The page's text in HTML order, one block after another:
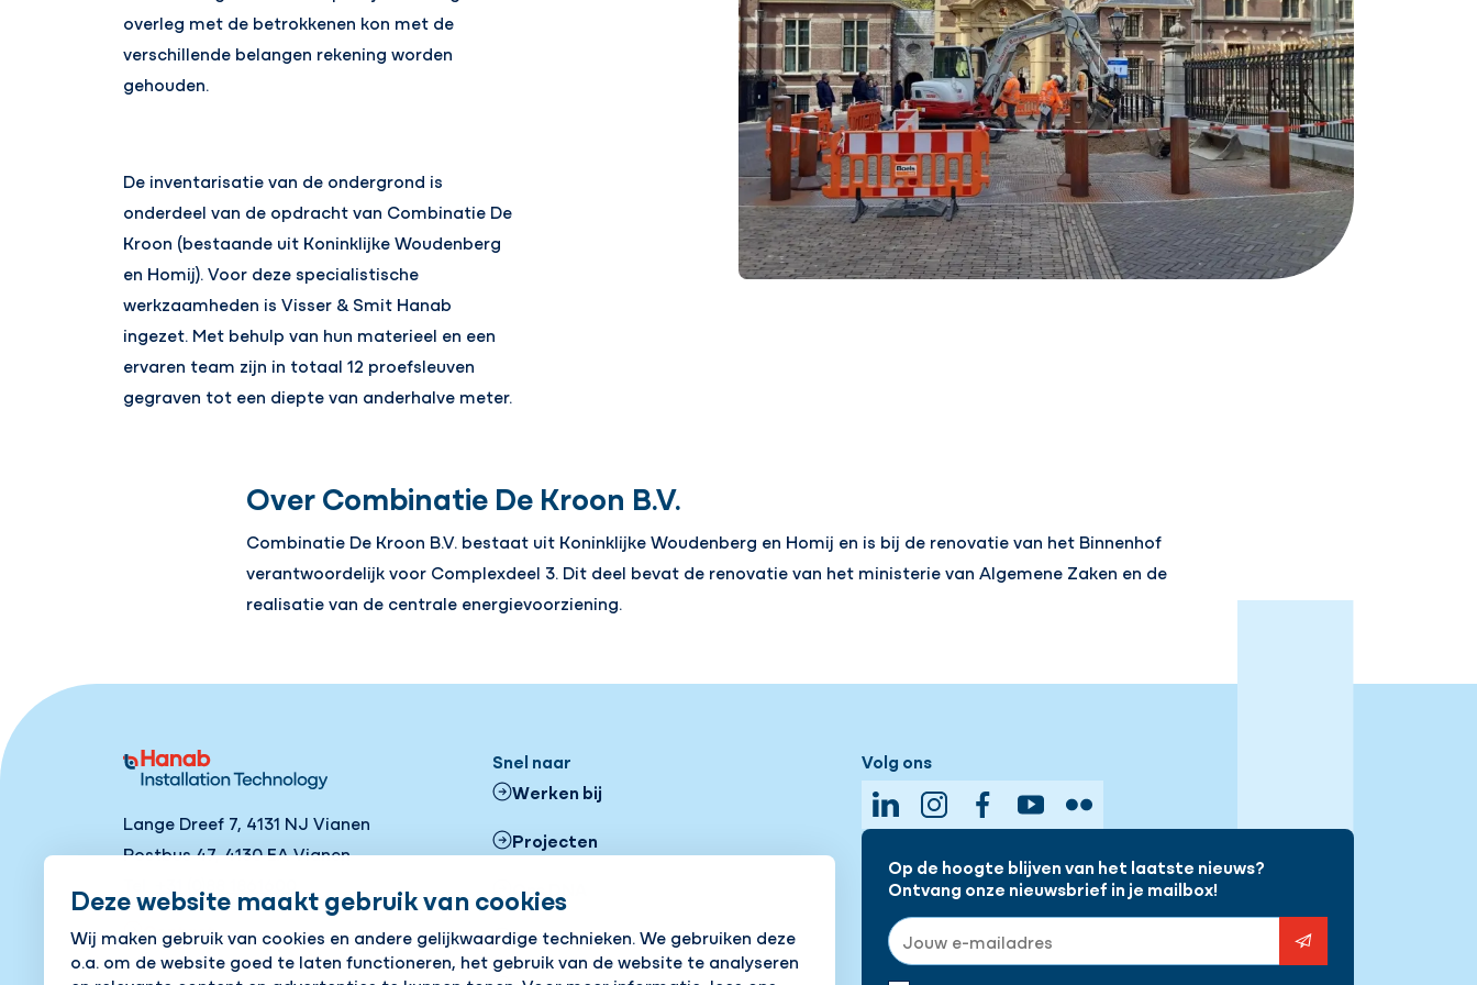
Deze website maakt gebruik van cookies
Wij maken gebruik van cookies en andere gelijkwaardige technieken. We gebruiken deze
o.a. om de website goed te laten functioneren, het gebruik van de website te analyseren
overleg met de betrokkenen kon met de
verschillende belangen rekening worden
gehouden.
De inventarisatie van de ondergrond is
onderdeel van de opdracht van Combinatie De
Kroon (bestaande uit Koninklijke Woudenberg
en Homij). Voor deze specialistische
werkzaamheden is Visser & Smit Hanab
ingezet. Met behulp van hun materieel en een
ervaren team zijn in totaal 12 proefsleuven
gegraven tot een diepte van anderhalve meter.
Over Combinatie De Kroon B.V.
Combinatie De Kroon B.V. bestaat uit Koninklijke Woudenberg en Homij en is bij de renovatie van het Binnenhof
verantwoordelijk voor Complexdeel 3. Dit deel bevat de renovatie van het ministerie van Algemene Zaken en de
realisatie van de centrale energievoorziening.
Lange Dreef 7, 4131 NJ Vianen
Postbus 47, 4130 EA Vianen
Contact
Snel naar
Werken bij
Projecten
Ons DNA
Vestigingen
Volg ons
LinkedInInstagram
FacebookYouTube
Op de hoogte blijven van het laatste nieuws?
Ontvang onze nieuwsbrief in je mailbox!
E-mailadres